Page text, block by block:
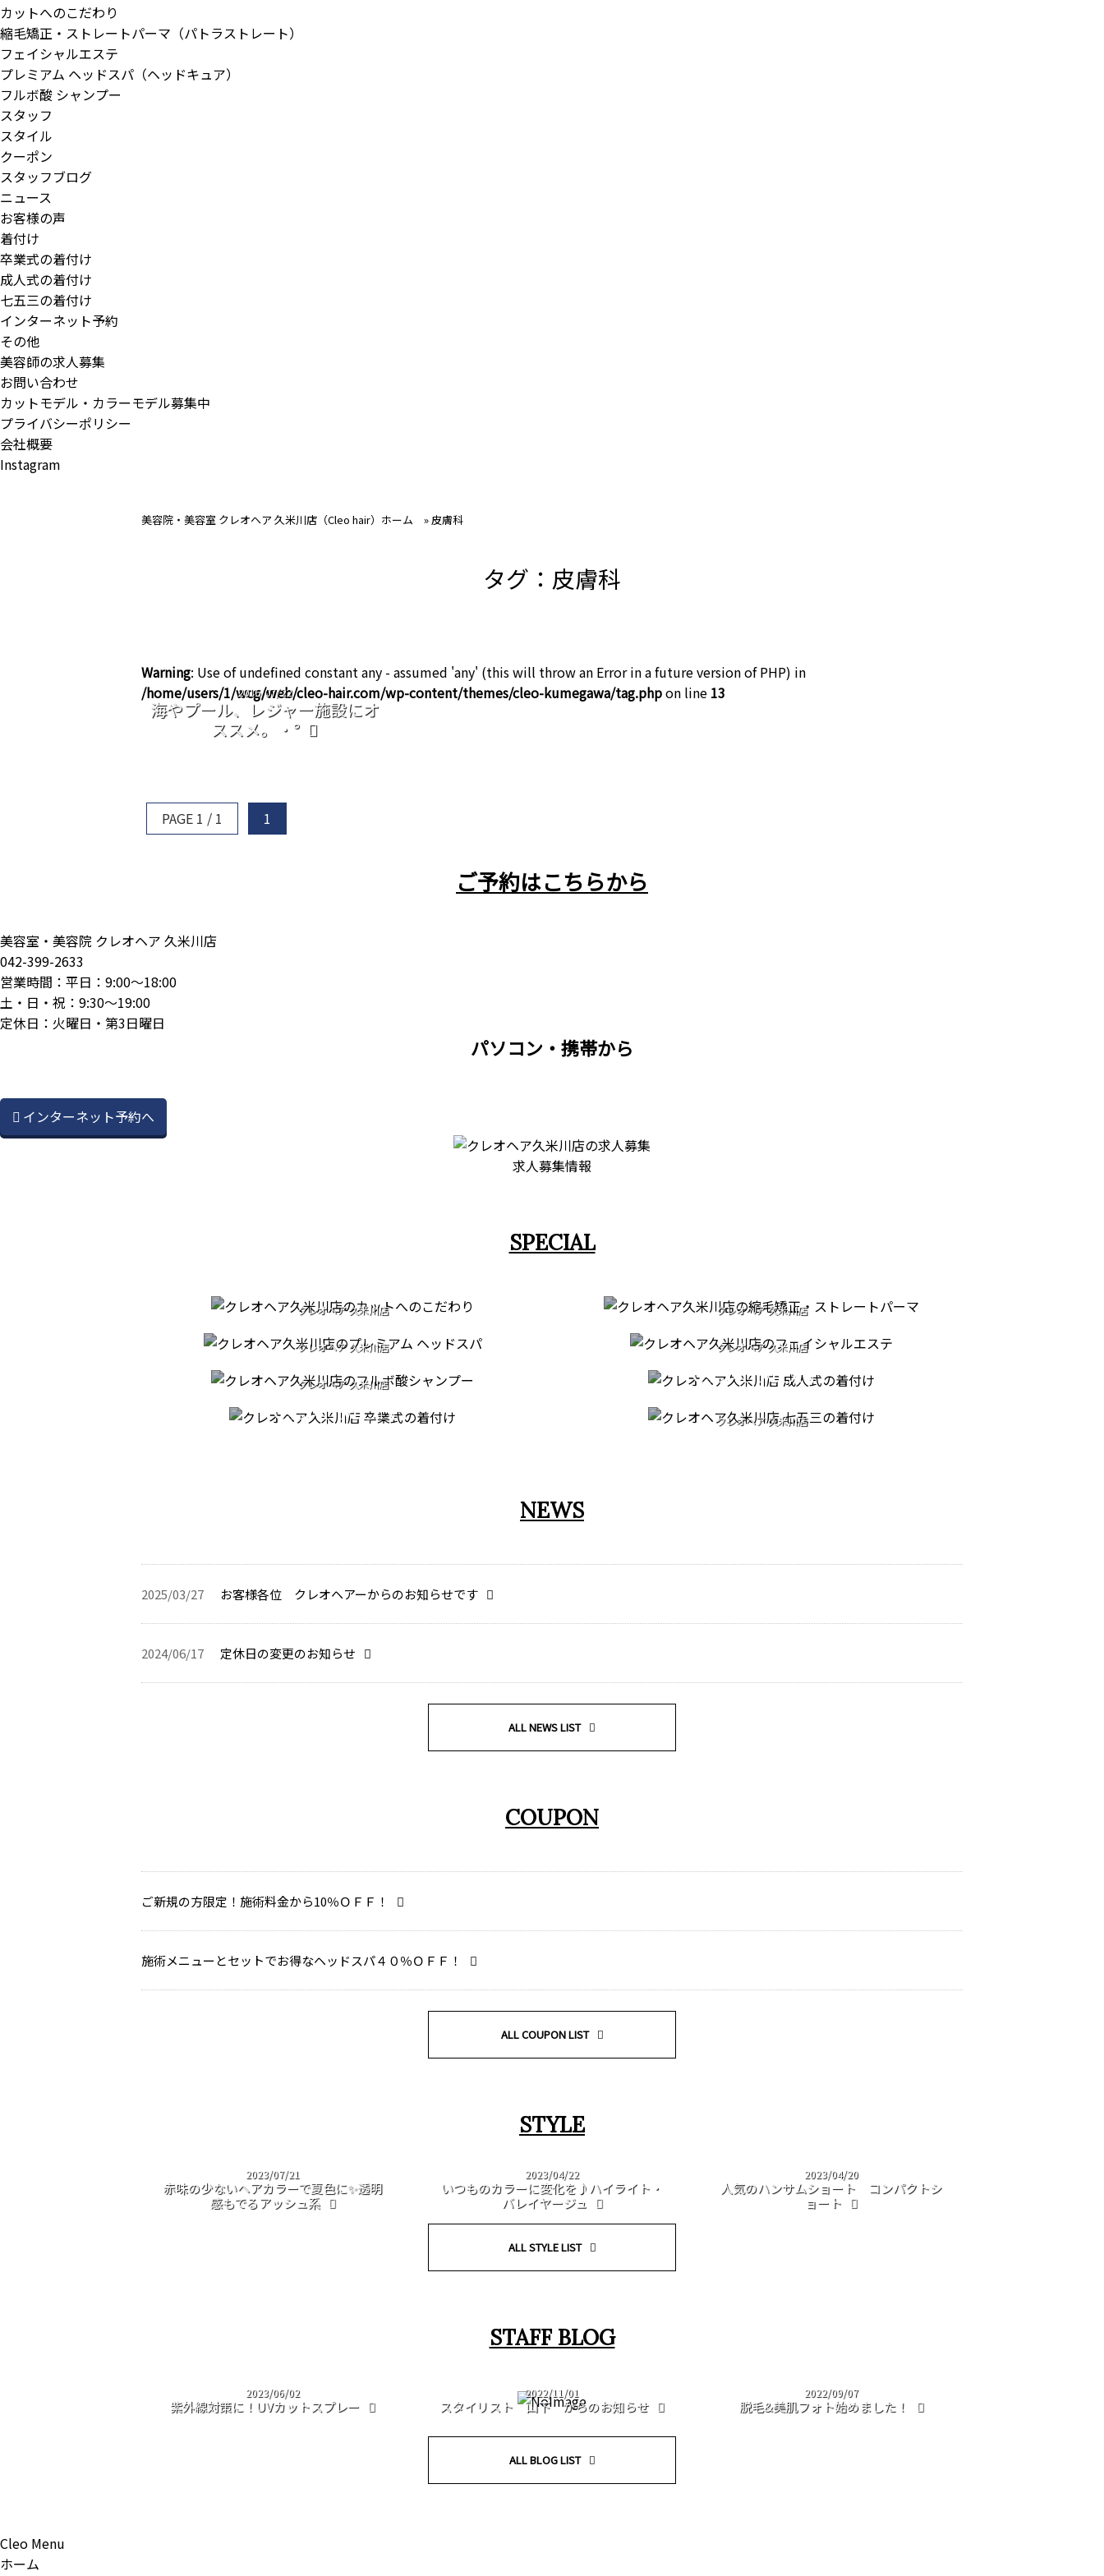
カットへのこだわり
縮毛矯正・ストレートパーマ（パトラストレート）
フェイシャルエステ
プレミアム ヘッドスパ（ヘッドキュア）
フルボ酸 シャンプー
スタッフ
スタイル
クーポン
スタッフブログ
ニュース
お客様の声
着付け
卒業式の着付け
成人式の着付け
七五三の着付け
インターネット予約
その他
美容師の求人募集
お問い合わせ
カットモデル・カラーモデル募集中
プライバシーポリシー
会社概要
Instagram
美容院・美容室 クレオヘア 久米川店（Cleo hair）ホーム »皮膚科
タグ：皮膚科
Warning: Use of undefined constant any - assumed 'any' (this will throw an Error in a future version of PHP) in
/home/users/1/wcg/web/cleo-hair.com/wp-content/themes/cleo-kumegawa/tag.phpon line 13
2016/07/22
海やプール、レジャー施設にオ
ススメ。・°
PAGE 1 / 1 1
ご予約はこちらから
美容室・美容院 クレオヘア 久米川店
042-399-2633
営業時間：平日：9:00～18:00
土・日・祝：9:30～19:00
定休日：火曜日・第3日曜日
パソコン・携帯から
インターネット予約へ
求人募集情報
SPECIAL
クレオヘア 久米川店 クレオヘア 久米川店
PREMIUM HEAD SPA
クレオヘア 久米川店
FACIAL CARE
クレオヘア 久米川店
PATORA SERIES
クレオヘア 久米川店
COMING OF AGE
CEREMONY
成人式の着付け
GRADUATION
CEREMONY 753
クレオヘア 久米川店
NEWS
2025/03/27 お客様各位 クレオヘアーからのお知らせです
2024/06/17 定休日の変更のお知らせ
ALL NEWS LIST
COUPON
ご新規の方限定！施術料金から10％ＯＦＦ！
施術メニューとセットでお得なヘッドスパ４０％ＯＦＦ！
ALL COUPON LIST
STYLE
2023/07/21
赤味の少ないヘアカラーで夏色に✨透明
感もでるアッシュ系
2023/04/22
いつものカラーに変化を♪ハイライト・
バレイヤージュ
2023/04/20
人気のハンサムショート コンパクトシ
ョート
ALL STYLE LIST
STAFF BLOG
2023/06/02
紫外線対策に！UVカットスプレー
2022/11/01
スタイリスト 山下 からのお知らせ
2022/09/07
脱毛&美肌フォト始めました！
ALL BLOG LIST
Cleo Menu
ホーム